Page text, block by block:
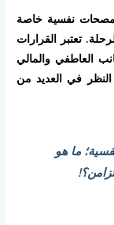
مصحات نفسية خاصة
تعتبر القرارات
العاطفي والمالي
النظر في العديد من
ما هو